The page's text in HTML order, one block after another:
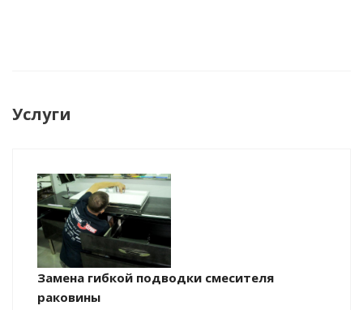
Услуги
Замена гибкой подводки смесителя
раковины